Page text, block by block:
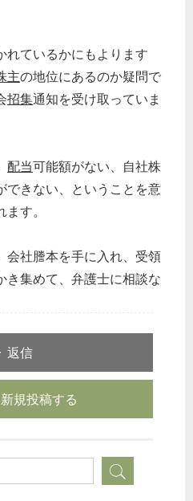
れているかにもよります
主の地位にあるのか疑問で
招集通知を受け取っていま
配当可能額がない、自社株
できない、ということを意
す。
会社謄本を手に入れ、受領
き集めて、弁護士に相談な
返信
規投稿する
に投稿しますか？
い
室
ハウ
次へ